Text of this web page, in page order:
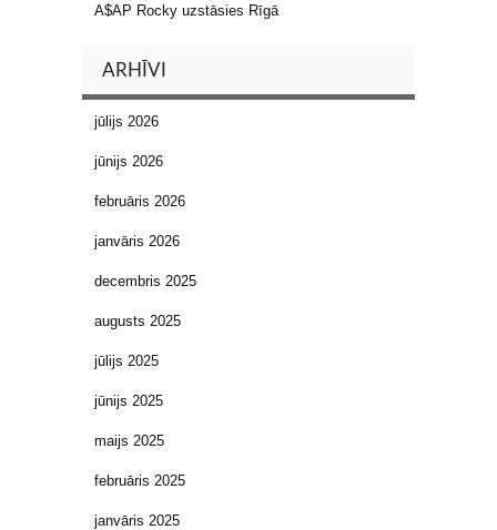
A$AP Rocky uzstāsies Rīgā
ARHĪVI
jūlijs 2026
jūnijs 2026
februāris 2026
janvāris 2026
decembris 2025
augusts 2025
jūlijs 2025
jūnijs 2025
maijs 2025
februāris 2025
janvāris 2025